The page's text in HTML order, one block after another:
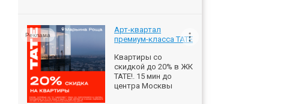
Арт-квартал
премиум-класса ТАТЕ
Квартиры со
скидкой до 20% в ЖК
ТАТЕ!. 15 мин до
центра Москвы
Реклама